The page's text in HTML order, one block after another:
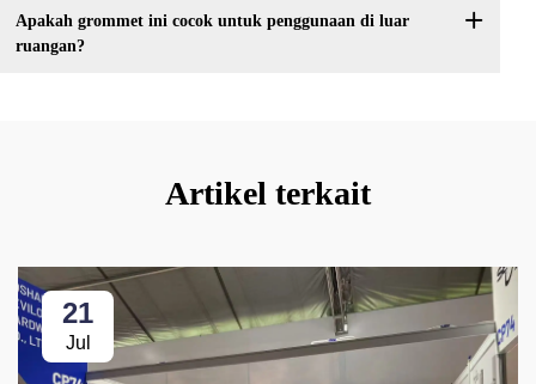
Apakah grommet ini cocok untuk penggunaan di luar
ruangan?
Artikel terkait
21
Jul